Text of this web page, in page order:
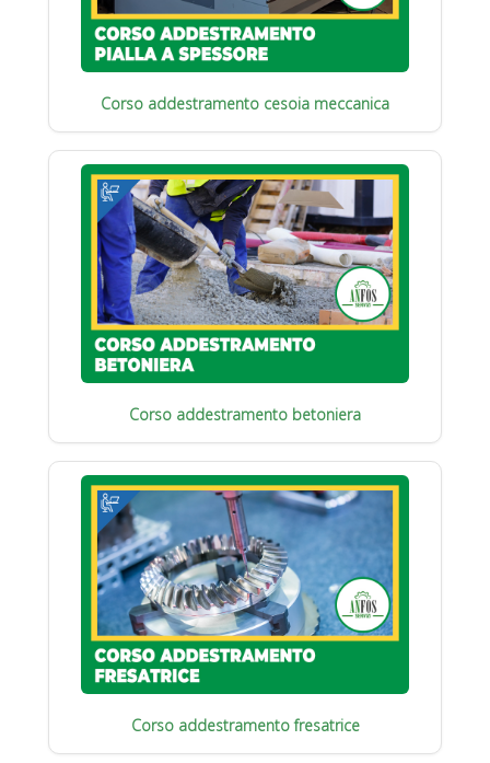
Corso addestramento cesoia meccanica
Corso addestramento betoniera
Corso addestramento fresatrice